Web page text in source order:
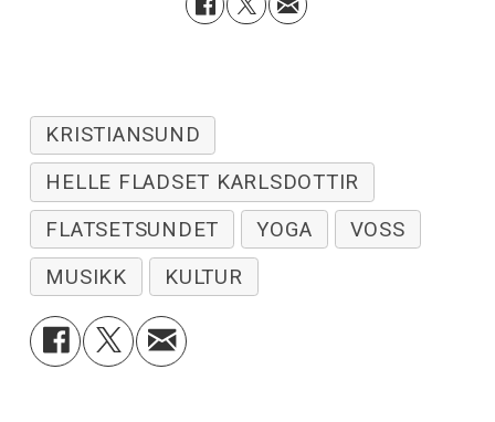
KRISTIANSUND
HELLE FLADSET KARLSDOTTIR
FLATSETSUNDET
YOGA
VOSS
MUSIKK
KULTUR